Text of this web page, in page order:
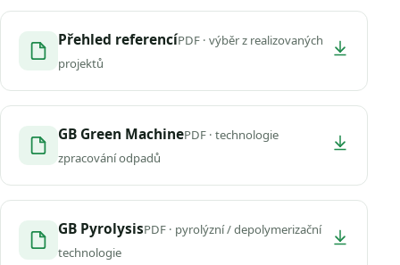
Přehled referencíPDF · výběr z realizovaných
projektů
GB Green MachinePDF · technologie
zpracování odpadů
GB PyrolysisPDF · pyrolýzní / depolymerizační
technologie